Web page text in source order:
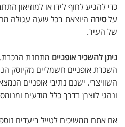
כדי להגיע לחוף לידו או למוזיאון
עלסירה היוצאת בכל שעה עגולה
של העיר.
ניתן להשכיר אופניים מתחנת
השכרת אופניים חשמליים מקיוסק
השוויצרי. ישנם נתיבי אופניים
ונהגי לוצרן בדרך כלל מודעים
אם אתם ממשיכים לטייל ביעדים